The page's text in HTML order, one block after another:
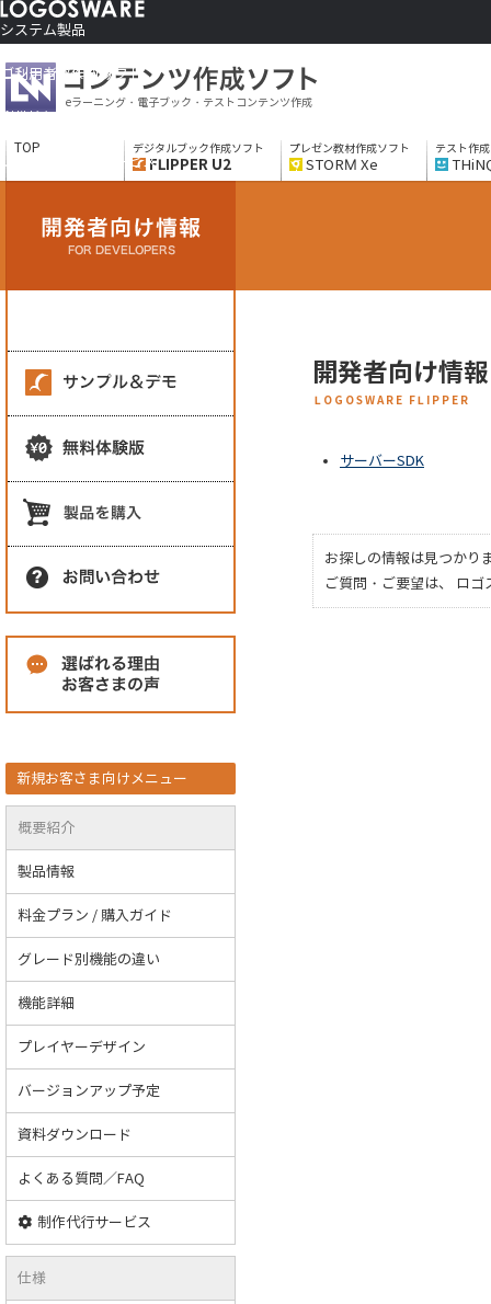
システム製品
コンテンツ作成ソフト
ソリューションサービス
ご利用者さま向け
eラーニング・電子ブック・テストコンテンツ作成
TOP デジタルブック作成ソフト
FLIPPER U2
プレゼン教材作成ソフト
STORM Xe
テスト作
開発者向け情報
LOGOSWARE FLIPPER
サーバーSDK
お探しの情報は見つかり
ご質問・ご要望は、 ロ
新規お客さま向けメニュー
概要紹介
製品情報
料金プラン / 購入ガイド
グレード別機能の違い
機能詳細
プレイヤーデザイン
バージョンアップ予定
資料ダウンロード
よくある質問／FAQ
制作代行サービス
仕様